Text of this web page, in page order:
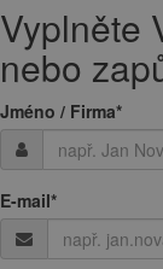
Vyplněte
nebo
Jméno / Firma*
E-mail*